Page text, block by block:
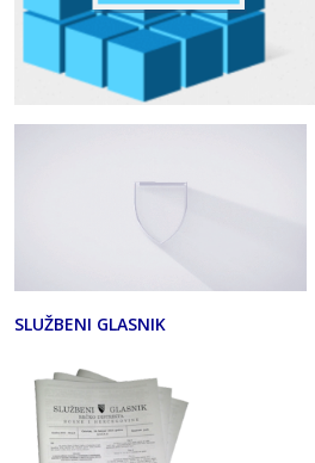
SLUŽBENI GLASNIK